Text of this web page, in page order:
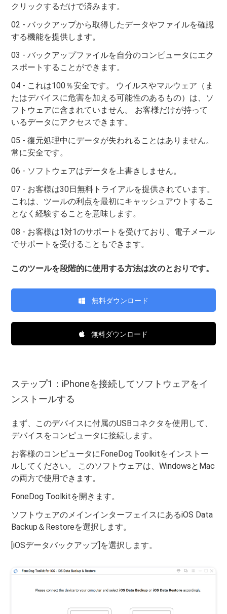
クリックするだけで済みます。
02 - バックアップから取得したデータやファイルを確認
する機能を提供します。
03 - バックアップファイルを自分のコンピュータにエク
スポートすることができます。
04 - これは100％安全です。 ウイルスやマルウェア（ま
たはデバイスに危害を加える可能性のあるもの）は、ソ
フトウェアに含まれていません。 お客様だけが持って
いるデータにアクセスできます。
05 - 復元処理中にデータが失われることはありません。
常に安全です。
06 - ソフトウェアはデータを上書きしません。
07 - お客様は30日無料トライアルを提供されています。
これは、ツールの利点を最初にキャッシュアウトするこ
となく経験することを意味します。
08 - お客様は1対1のサポートを受けており、電子メール
でサポートを受けることもできます。
このツールを段階的に使用する方法は次のとおりです。
無料ダウンロード
無料ダウンロード
ステップ1：iPhoneを接続してソフトウェアをイ
ンストールする
まず、このデバイスに付属のUSBコネクタを使用して、
デバイスをコンピュータに接続します。
お客様のコンピュータにFoneDog Toolkitをインストー
ルしてください。 このソフトウェアは、WindowsとMac
の両方で使用できます。
FoneDog Toolkitを開きます。
ソフトウェアのメインインターフェイスにあるiOS Data
Backup＆Restoreを選択します。
[iOSデータバックアップ]を選択します。